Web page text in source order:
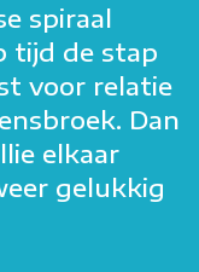
spiraal
tijd de stap
voor relatie
Dan
elkaar
gelukkig